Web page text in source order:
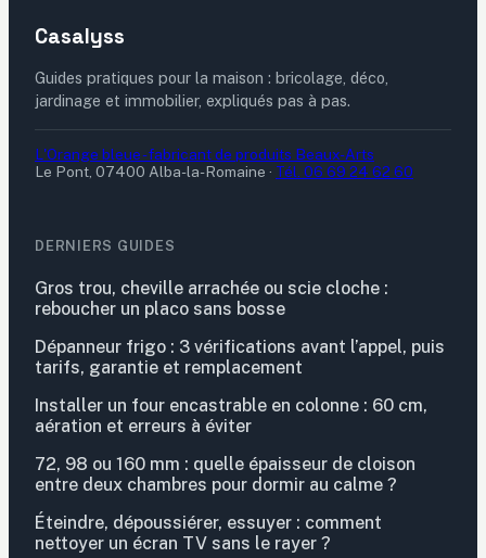
Casalyss
Guides pratiques pour la maison : bricolage, déco,
jardinage et immobilier, expliqués pas à pas.
L'Orange bleue - fabricant de produits Beaux-Arts
Le Pont, 07400 Alba-la-Romaine · Tél. 06 69 24 62 60
DERNIERS GUIDES
Gros trou, cheville arrachée ou scie cloche :
reboucher un placo sans bosse
Dépanneur frigo : 3 vérifications avant l’appel, puis
tarifs, garantie et remplacement
Installer un four encastrable en colonne : 60 cm,
aération et erreurs à éviter
72, 98 ou 160 mm : quelle épaisseur de cloison
entre deux chambres pour dormir au calme ?
Éteindre, dépoussiérer, essuyer : comment
nettoyer un écran TV sans le rayer ?